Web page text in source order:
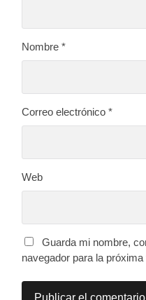
Nombre*
Correo electrónico*
Web
Guarda mi nombre,
navegador para la